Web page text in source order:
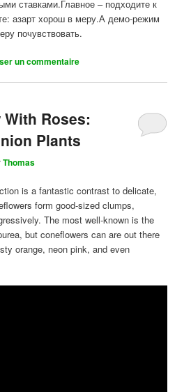
ставками.Главное – подходите к
азарт хорош в меру.А демо-режим
почувствовать.
un commentaire
With Roses:
Plants
Thomas
is a fantastic contrast to delicate,
form good-sized clumps,
The most well-known is the
but coneflowers can are out there
orange, neon pink, and even